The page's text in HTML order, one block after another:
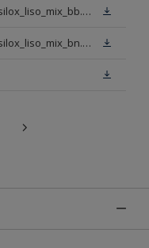
ficha_seguridad_pr_es_es_prosilox_liso_mix_bb.pdf
ficha_seguridad_pr_es_es_prosilox_liso_mix_bn.pdf